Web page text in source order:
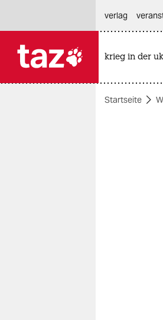
themen
verlag
krieg in der
Startseite